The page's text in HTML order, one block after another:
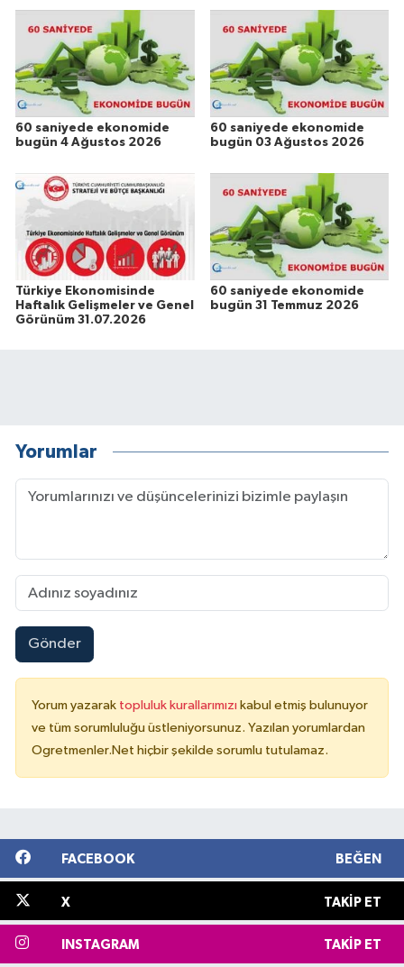
60 saniyede ekonomide
bugün 4 Ağustos 2026
60 saniyede ekonomide
bugün 03 Ağustos 2026
Türkiye Ekonomisinde
Haftalık Gelişmeler ve Genel
Görünüm 31.07.2026
60 saniyede ekonomide
bugün 31 Temmuz 2026
Yorumlar
Gönder
Yorum yazarak topluluk kurallarımızı kabul etmiş bulunuyor
ve tüm sorumluluğu üstleniyorsunuz. Yazılan yorumlardan
Ogretmenler.Net hiçbir şekilde sorumlu tutulamaz.
FACEBOOK BEĞEN
X TAKIP ET
INSTAGRAM TAKIP ET